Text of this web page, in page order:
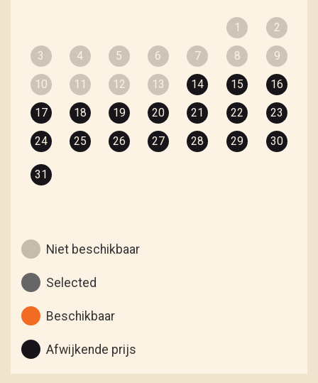
1 2
3 4 5 6 7 8 9
10 11 12 13 14 15 16
17 18 19 20 21 22 23
24 25 26 27 28 29 30
31
Niet beschikbaar
Selected
Beschikbaar
Afwijkende prijs